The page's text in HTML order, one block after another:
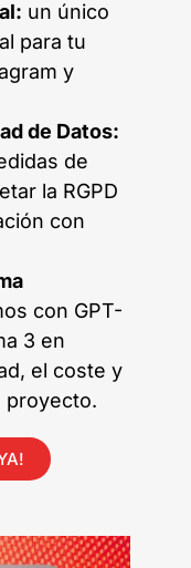
un único
para tu
y
de Datos:
de
la RGPD
con
con GPT-
3 en
el coste y
proyecto.